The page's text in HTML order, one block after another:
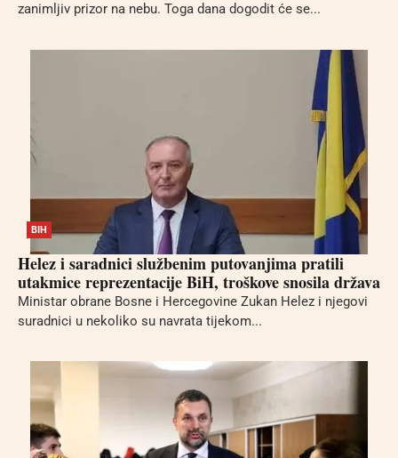
zanimljiv prizor na nebu. Toga dana dogodit će se...
BIH
Helez i saradnici službenim putovanjima pratili
utakmice reprezentacije BiH, troškove snosila država
Ministar obrane Bosne i Hercegovine Zukan Helez i njegovi
suradnici u nekoliko su navrata tijekom...